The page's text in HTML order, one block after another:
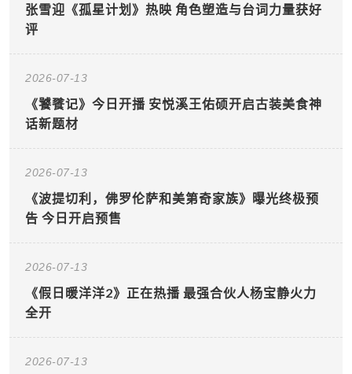
张雪迎《孤星计划》热映 角色塑造与台词力量获好
评
2026-07-13
《饕餮记》今日开播 安悦溪王佑硕开启古装美食神
话新题材
2026-07-13
《波提切利，佛罗伦萨和美第奇家族》曝光终极预
告 今日开启预售
2026-07-13
《假日暖洋洋2》正在热播 最强合伙人杨宝静火力
全开
2026-07-13